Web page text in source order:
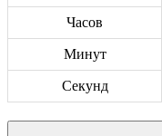
Часов
Минут
Секунд